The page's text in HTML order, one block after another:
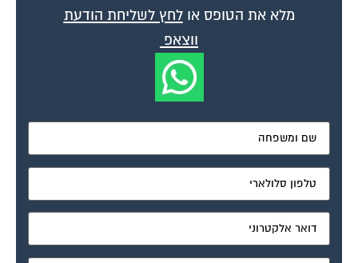
מלא את הטופס אולחץ לשליחת הודעת
ווצאפ